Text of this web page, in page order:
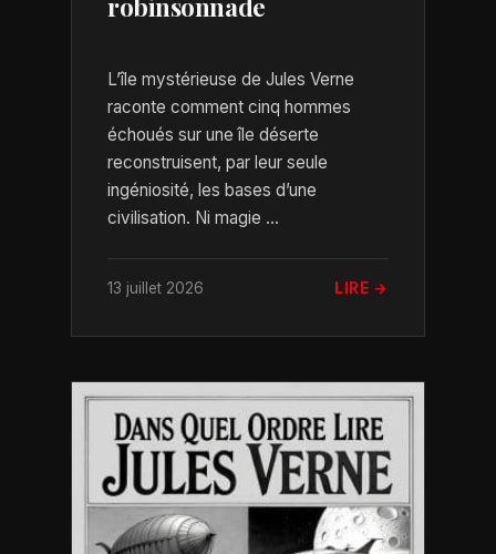
L’île mystérieuse de Jules Verne
raconte comment cinq hommes
échoués sur une île déserte
reconstruisent, par leur seule
ingéniosité, les bases d’une
civilisation. Ni magie ...
13 juillet 2026 LIRE →